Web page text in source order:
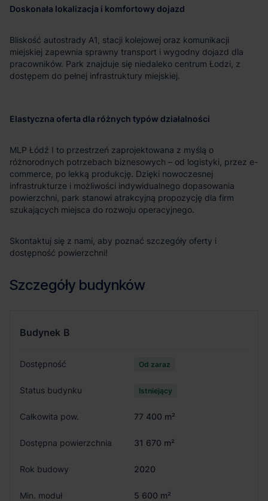
Doskonała lokalizacja i komfortowy dojazd
Bliskość autostrady A1, stacji kolejowej oraz komunikacji
miejskiej zapewnia sprawny transport i wygodny dojazd dla
pracowników. Park znajduje się niedaleko centrum Łodzi, z
dostępem do pełnej infrastruktury miejskiej.
Elastyczna oferta dla różnych typów działalności
MLP Łódź I to przestrzeń zaprojektowana z myślą o
różnorodnych potrzebach biznesowych – od logistyki, przez e-
commerce, po lekką produkcję. Dzięki nowoczesnej
infrastrukturze i możliwości indywidualnego dopasowania
powierzchni, park stanowi atrakcyjną propozycję dla firm
szukających miejsca do rozwoju operacyjnego.
Skontaktuj się z nami, aby poznać szczegóły oferty i
dostępność powierzchni!
Szczegóły budynków
Budynek B
Dostępność Od zaraz
Status budynku Istniejący
Całkowita pow. 77 400 m²
Dostępna powierzchnia 31 670 m²
Rok budowy 2020
Min. moduł
5 600 m²